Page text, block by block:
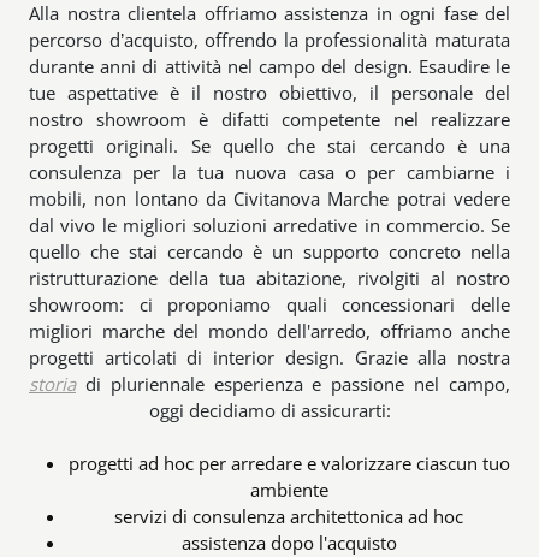
Alla nostra clientela offriamo assistenza in ogni fase del
percorso d’acquisto, offrendo la professionalità maturata
durante anni di attività nel campo del design. Esaudire le
tue aspettative è il nostro obiettivo, il personale del
nostro showroom è difatti competente nel realizzare
progetti originali. Se quello che stai cercando è una
consulenza per la tua nuova casa o per cambiarne i
mobili, non lontano da Civitanova Marche potrai vedere
dal vivo le migliori soluzioni arredative in commercio. Se
quello che stai cercando è un supporto concreto nella
ristrutturazione della tua abitazione, rivolgiti al nostro
showroom: ci proponiamo quali concessionari delle
migliori marche del mondo dell'arredo, offriamo anche
progetti articolati di interior design. Grazie alla nostra
storiadi pluriennale esperienza e passione nel campo,
oggi decidiamo di assicurarti:
progetti ad hoc per arredare e valorizzare ciascun tuo
ambiente
servizi di consulenza architettonica ad hoc
assistenza dopo l'acquisto